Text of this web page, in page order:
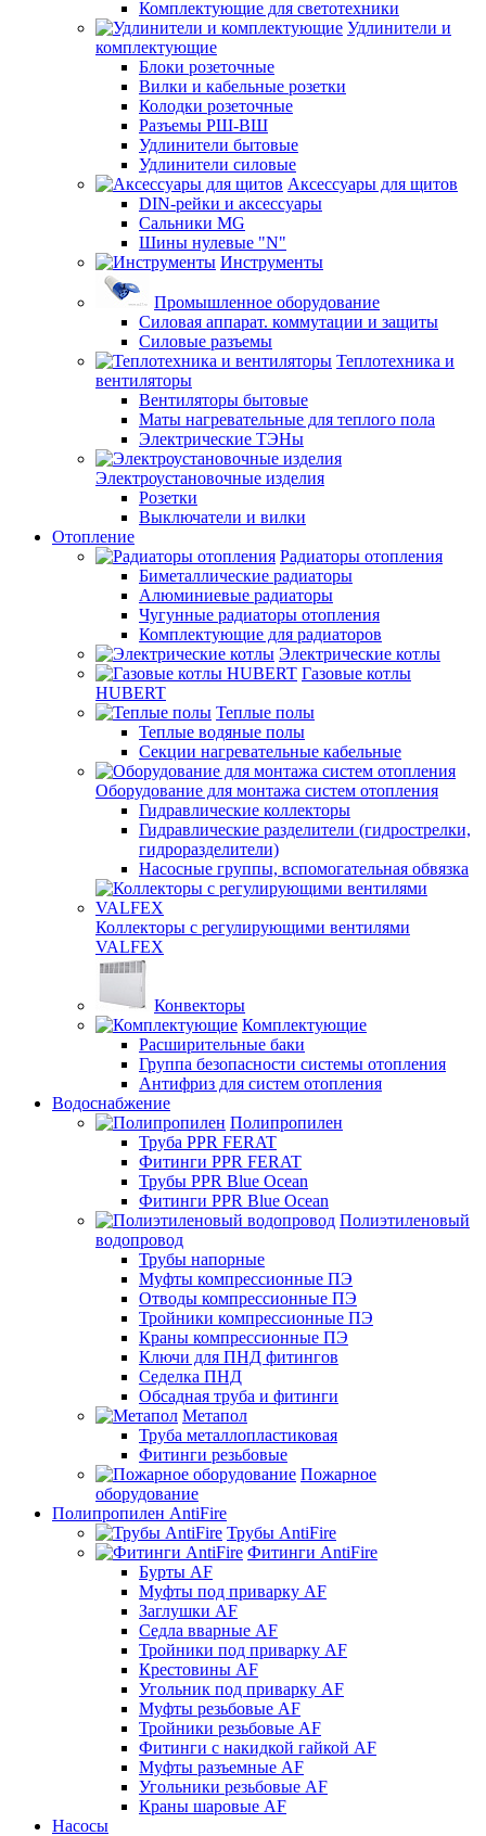
Комплектующие для светотехники
Удлинители и
комплектующие
Блоки розеточные
Вилки и кабельные розетки
Колодки розеточные
Разъемы РШ-ВШ
Удлинители бытовые
Удлинители силовые
Аксессуары для щитов
DIN-рейки и аксессуары
Сальники MG
Шины нулевые "N"
Инструменты
Промышленное оборудование
Силовая аппарат. коммутации и защиты
Силовые разъемы
Теплотехника и
вентиляторы
Вентиляторы бытовые
Маты нагревательные для теплого пола
Электрические ТЭНы
Электроустановочные изделия
Розетки
Выключатели и вилки
Отопление
Радиаторы отопления
Биметаллические радиаторы
Алюминиевые радиаторы
Чугунные радиаторы отопления
Комплектующие для радиаторов
Электрические котлы
Газовые котлы
HUBERT
Теплые полы
Теплые водяные полы
Секции нагревательные кабельные
Оборудование для монтажа систем отопления
Гидравлические коллекторы
Гидравлические разделители (гидрострелки,
гидроразделители)
Насосные группы, вспомогательная обвязка
Коллекторы с регулирующими вентилями
VALFEX
Конвекторы
Комплектующие
Расширительные баки
Группа безопасности системы отопления
Антифриз для систем отопления
Водоснабжение
Полипропилен
Труба PPR FERAT
Фитинги PPR FERAT
Трубы PPR Blue Ocean
Фитинги PPR Blue Ocean
Полиэтиленовый
водопровод
Трубы напорные
Муфты компрессионные ПЭ
Отводы компрессионные ПЭ
Тройники компрессионные ПЭ
Краны компрессионные ПЭ
Ключи для ПНД фитингов
Седелка ПНД
Обсадная труба и фитинги
Метапол
Труба металлопластиковая
Фитинги резьбовые
Пожарное
оборудование
Полипропилен AntiFire
Трубы AntiFire
Фитинги AntiFire
Бурты AF
Муфты под приварку AF
Заглушки AF
Седла вварные AF
Тройники под приварку AF
Крестовины AF
Угольник под приварку AF
Муфты резьбовые AF
Тройники резьбовые AF
Фитинги с накидкой гайкой AF
Муфты разъемные AF
Угольники резьбовые AF
Краны шаровые AF
Насосы